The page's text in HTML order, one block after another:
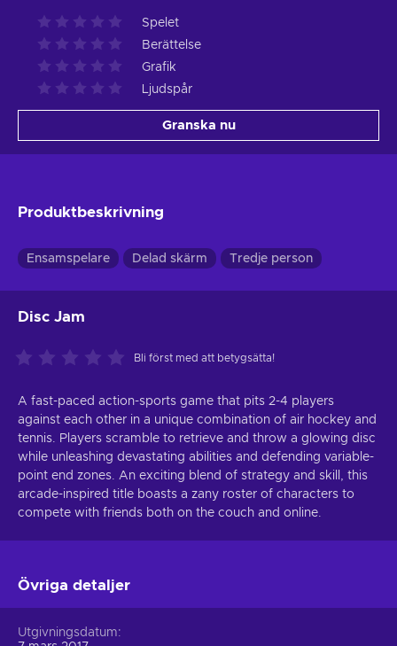
Spelet
Berättelse
Grafik
Ljudspår
Granska nu
Produktbeskrivning
Ensamspelare Delad skärm Tredje person
Disc Jam
Bli först med att betygsätta!
A fast-paced action-sports game that pits 2-4 players
against each other in a unique combination of air hockey and
tennis. Players scramble to retrieve and throw a glowing disc
while unleashing devastating abilities and defending variable-
point end zones. An exciting blend of strategy and skill, this
arcade-inspired title boasts a zany roster of characters to
compete with friends both on the couch and online.
Övriga detaljer
Utgivningsdatum